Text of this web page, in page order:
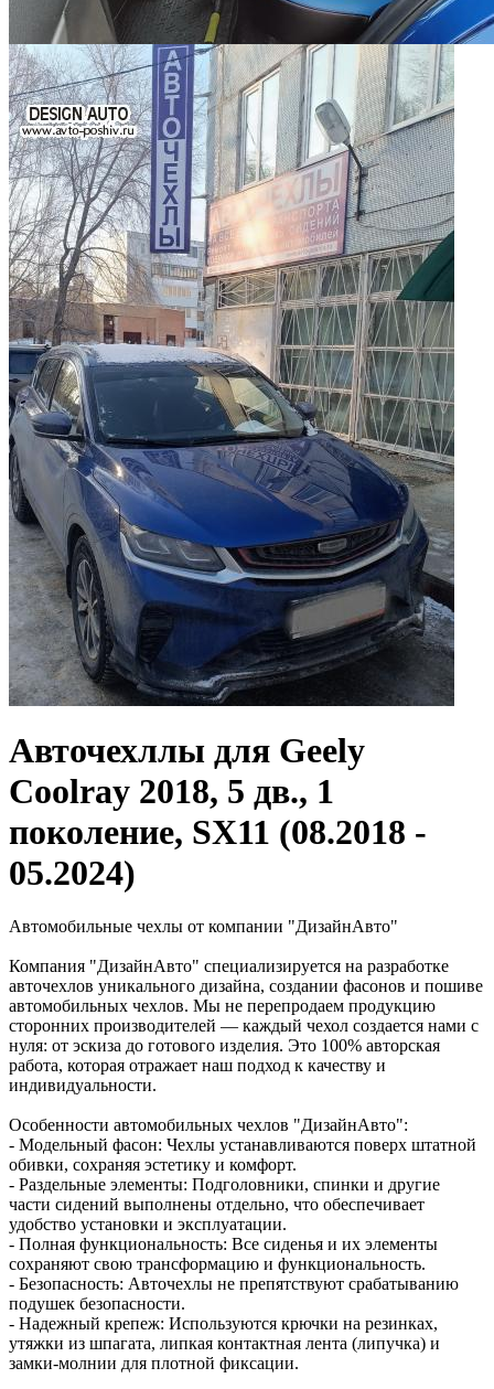
Авточехллы для Geely
Coolray 2018, 5 дв., 1
поколение, SX11 (08.2018 -
05.2024)
Автомобильные чехлы от компании "ДизайнАвто"
Компания "ДизайнАвто" специализируется на разработке
авточехлов уникального дизайна, создании фасонов и пошиве
автомобильных чехлов. Мы не перепродаем продукцию
сторонних производителей — каждый чехол создается нами с
нуля: от эскиза до готового изделия. Это 100% авторская
работа, которая отражает наш подход к качеству и
индивидуальности.
Особенности автомобильных чехлов "ДизайнАвто":
- Модельный фасон: Чехлы устанавливаются поверх штатной
обивки, сохраняя эстетику и комфорт.
- Раздельные элементы: Подголовники, спинки и другие
части сидений выполнены отдельно, что обеспечивает
удобство установки и эксплуатации.
- Полная функциональность: Все сиденья и их элементы
сохраняют свою трансформацию и функциональность.
- Безопасность: Авточехлы не препятствуют срабатыванию
подушек безопасности.
- Надежный крепеж: Используются крючки на резинках,
утяжки из шпагата, липкая контактная лента (липучка) и
замки-молнии для плотной фиксации.